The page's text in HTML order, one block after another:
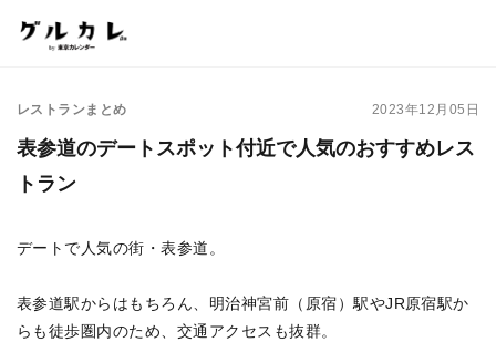
レストランまとめ 2023年12月05日
表参道のデートスポット付近で人気のおすすめレス
トラン
デートで人気の街・表参道。
表参道駅からはもちろん、明治神宮前（原宿）駅やJR原宿駅か
らも徒歩圏内のため、交通アクセスも抜群。